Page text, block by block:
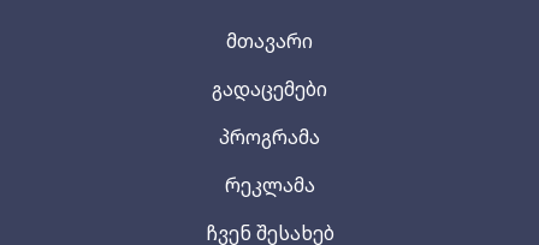
მთავარი
გადაცემები
პროგრამა
რეკლამა
ჩვენ შესახებ